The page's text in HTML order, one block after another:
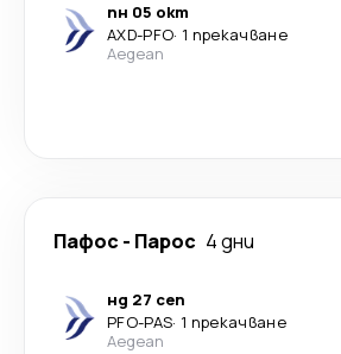
пн 05 окт
AXD-PFO· 1 прекачване
Aegean
Пафос - Парос 4 дни
нд 27 сеп
PFO-PAS· 1 прекачване
Aegean